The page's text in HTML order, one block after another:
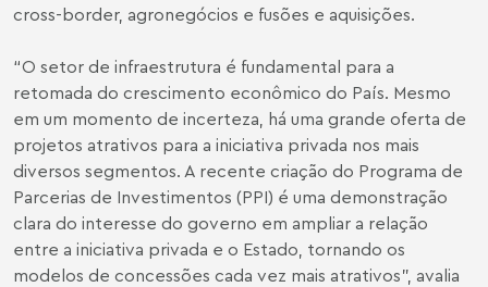
cross-border, agronegócios e fusões e aquisições.
“O setor de infraestrutura é fundamental para a
retomada do crescimento econômico do País. Mesmo
em um momento de incerteza, há uma grande oferta de
projetos atrativos para a iniciativa privada nos mais
diversos segmentos. A recente criação do Programa de
Parcerias de Investimentos (PPI) é uma demonstração
clara do interesse do governo em ampliar a relação
entre a iniciativa privada e o Estado, tornando os
modelos de concessões cada vez mais atrativos”, avalia